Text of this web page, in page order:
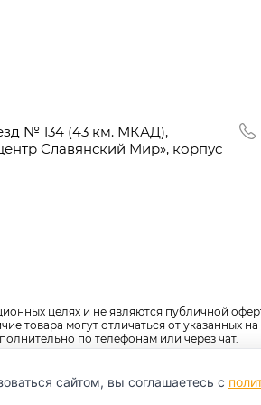
№ 134 (43 км. МКАД),
Славянский Мир», корпус
целях и не являются публичной
могут отличаться от указанных
по телефонам или через чат.
сайтом, вы соглашаетесь с